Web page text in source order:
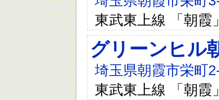
東武東上線 「朝霞
グリーンヒル
埼玉県朝霞市栄町
東武東上線 「朝霞